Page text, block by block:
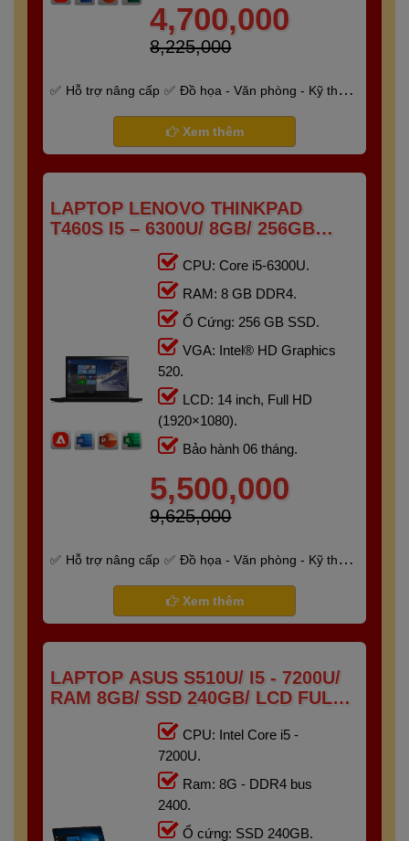
4,700,000
8,225,000
Hỗ trợ nâng cấp
Đồ họa - Văn phòng - Kỹ thuật
Bảo hành 6 tháng
Xem thêm
LAPTOP LENOVO THINKPAD
T460S I5 – 6300U/ 8GB/ 256GB
CPU: Core i5-6300U.
RAM: 8 GB DDR4.
Ổ Cứng: 256 GB SSD.
VGA: Intel® HD Graphics
520.
LCD: 14 inch, Full HD
(1920×1080).
Bảo hành 06 tháng.
5,500,000
9,625,000
Hỗ trợ nâng cấp
Đồ họa - Văn phòng - Kỹ thuật
Bảo hành 6 tháng
Xem thêm
LAPTOP ASUS S510U/ I5 - 7200U/
RAM 8GB/ SSD 240GB/ LCD FULL
CPU: Intel Core i5 -
7200U.
Ram: 8G - DDR4 bus
2400.
Ổ cứng: SSD 240GB.